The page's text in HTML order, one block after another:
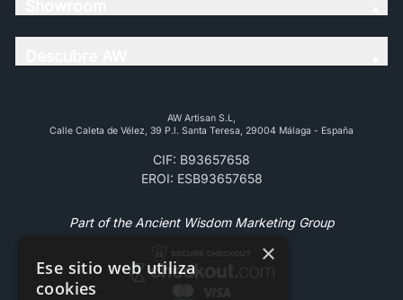
AW Artisan S.L,
Calle Caleta de Vélez, 39 P.l. Santa Teresa, 29004 Málaga - España
CIF: B93657658
EROI: ESB93657658
Part of the Ancient Wisdom Marketing Group
×
Ese sitio web utiliza
cookies